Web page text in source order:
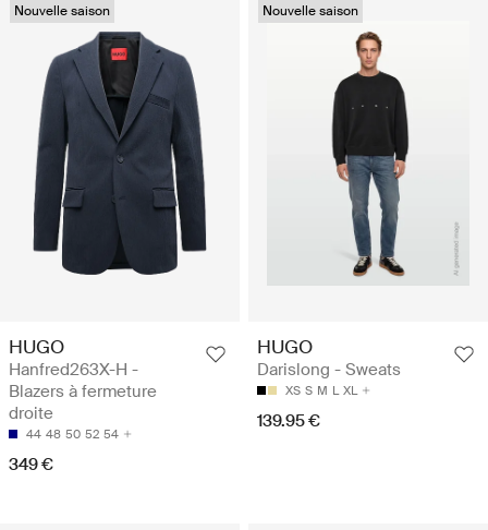
Nouvelle saison
HUGO
Hanfred263X-H -
Blazers à fermeture
droite
44 48 50 52 54
349 €
Nouvelle saison
HUGO
Darislong - Sweats
XS S M L XL
139.95 €